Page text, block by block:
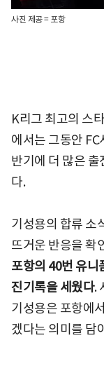
사진 제공 = 포항
K리그 최고의 스
에서는 그동안
반기에 더 많은
다.
기성용의 합류 소
뜨거운 반응을 확
포항의 40번 유니
진기록을 세웠다.
기성용은 포항에
겠다는 의미를 담